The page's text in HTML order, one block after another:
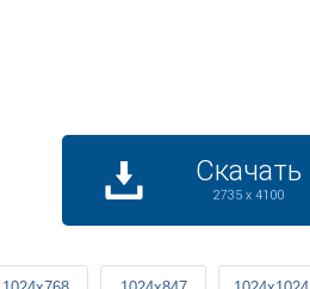
Скачать
2735 x 4100